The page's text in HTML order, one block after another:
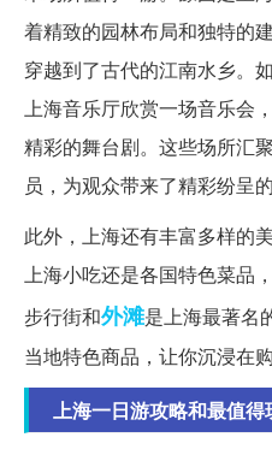
着精致的园林布局和独特的
穿越到了古代的江南水乡。
上海音乐厅欣赏一场音乐会
精彩的舞台剧。这些场所汇
员，为观众带来了精彩纷呈的
此外，上海还有丰富多样的
上海小吃还是各国特色菜品
步行街和外滩是上海最著名
当地特色商品，让你沉浸在
上海一日游攻略和最值得